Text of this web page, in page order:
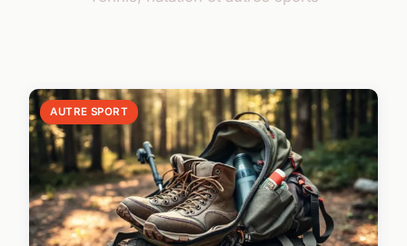
AUTRE SPORT